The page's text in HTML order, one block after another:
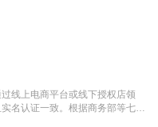
线上电商平台或线下授权店领
名认证一致。根据商务部等七部